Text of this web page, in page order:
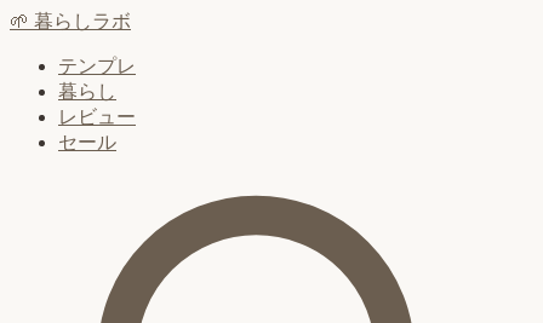
🌱 暮らしラボ
テンプレ
暮らし
レビュー
セール